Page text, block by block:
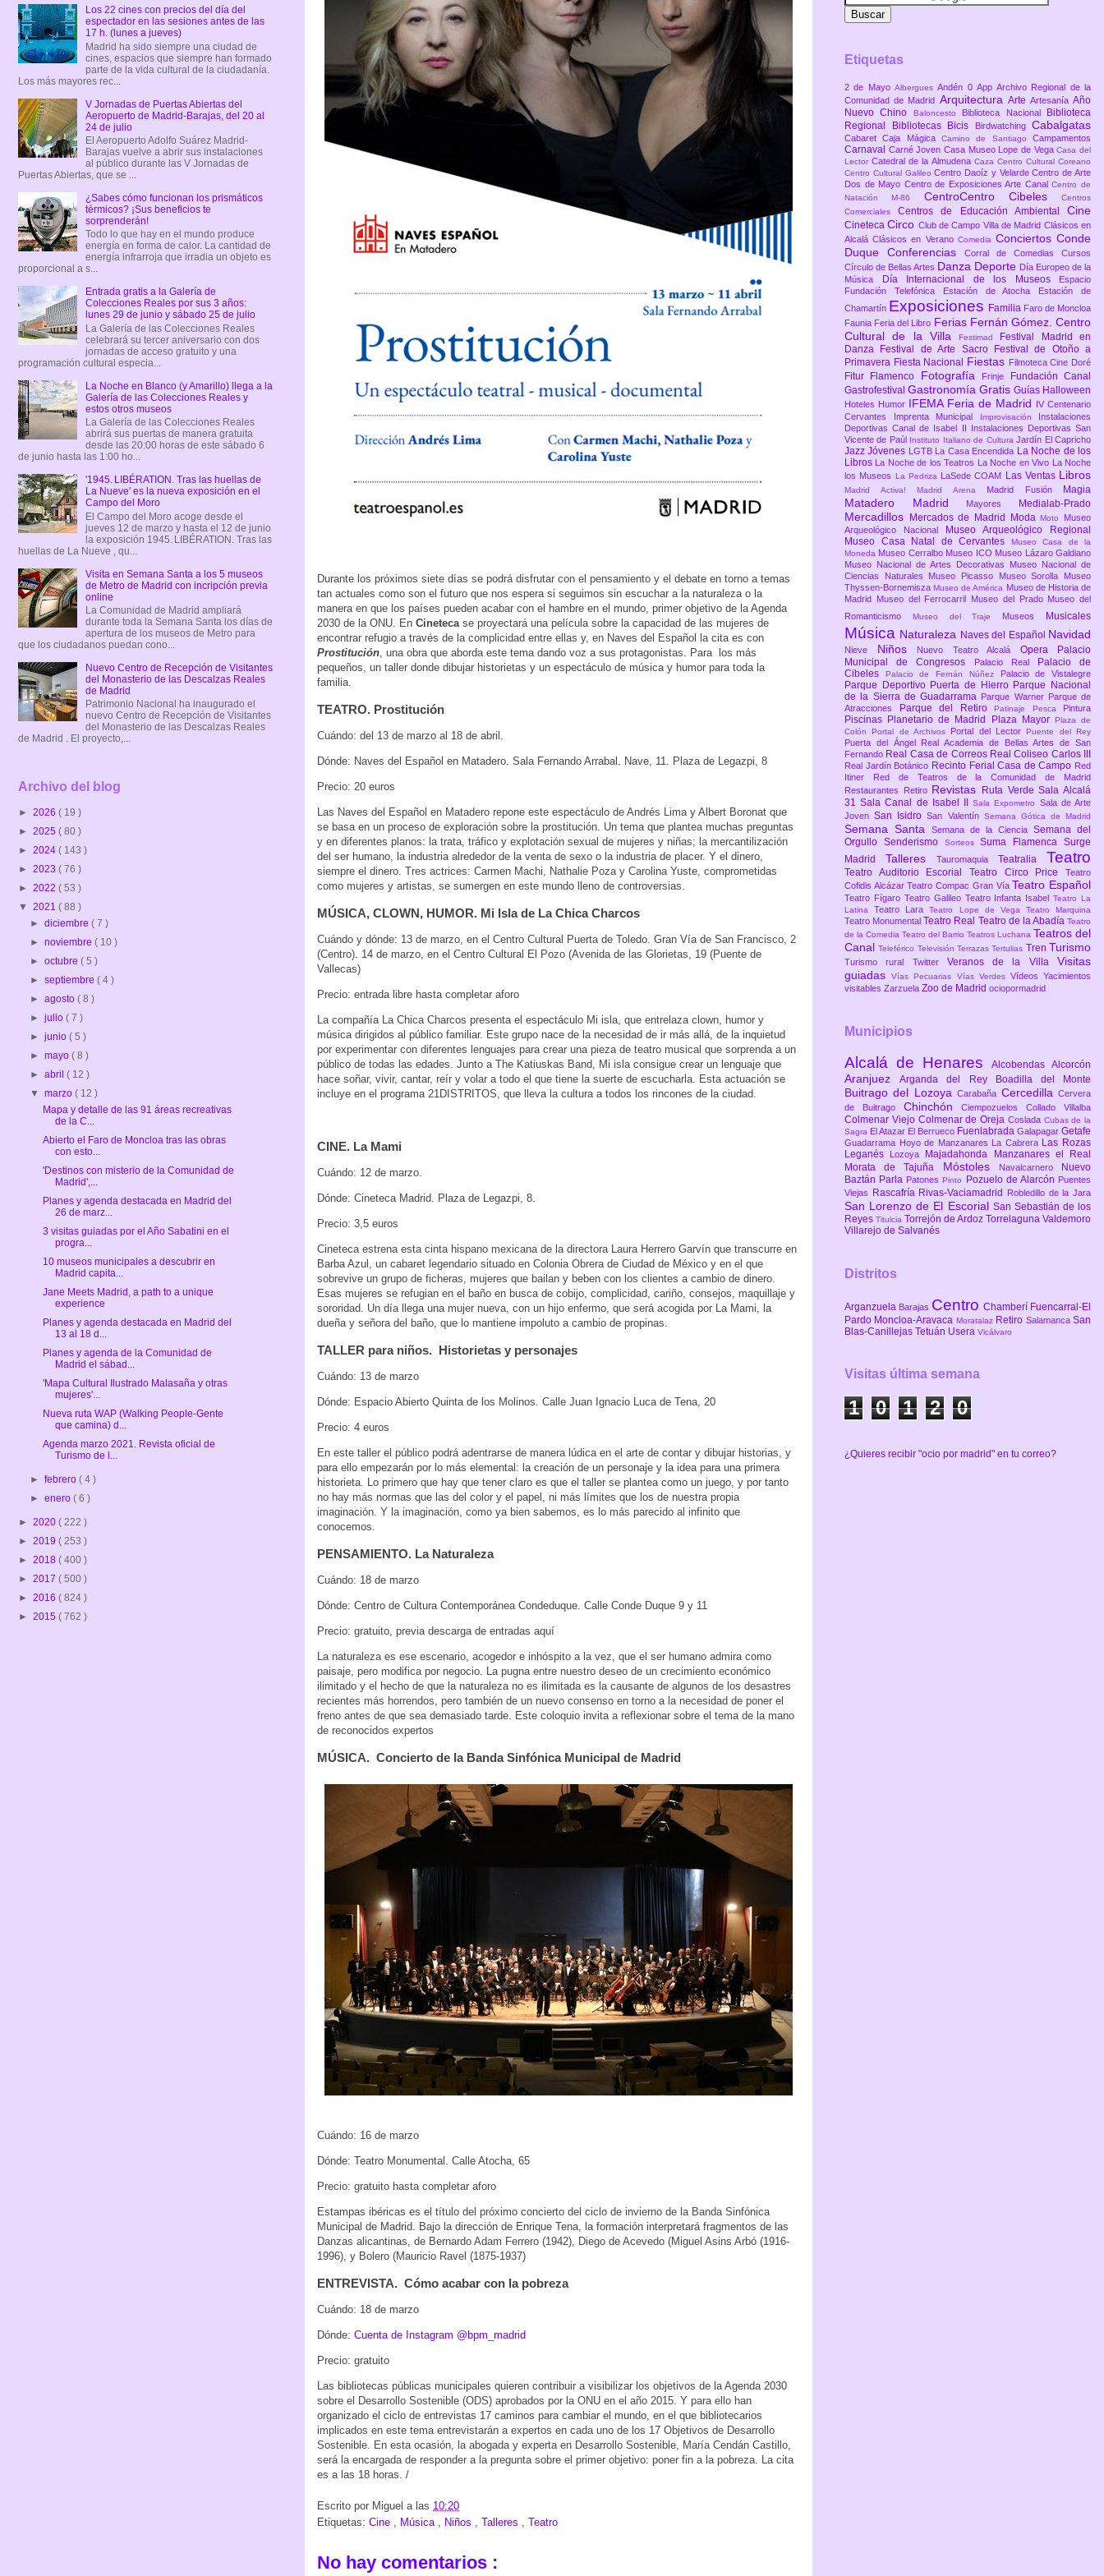
Durante los próximos siete días se podrá disfrutar con el pensamiento y el debate en torno a temas
tan actuales como son el futuro que nos espera si seguimos sin escuchar a la naturaleza o la
manera en que los países pueden acabar con el hambre en el mundo, primer objetivo de la Agenda
2030 de la ONU. En Cineteca se proyectará una película sobre la capacidad de las mujeres de
encontrar refugio a través de la complicidad entre ellas y, en Naves del Español la cita es con
Prostitución , una obra que aborda este tema dando voz a sus protagonistas. Para los más
pequeños, un taller donde dibujar historietas y un espectáculo de música y humor para toda la
familia.
TEATRO. Prostitución
Cuándo: del 13 de marzo al 18 de abril.
Dónde: Naves del Español en Matadero. Sala Fernando Arrabal. Nave, 11. Plaza de Legazpi, 8
Precio: 20 euros
Las Naves del Español en Matadero repone este espectáculo de Andrés Lima y Albert Boronat que
se basa en un proceso de exploración sobre la prostitución. Un tema que plantea muchas preguntas
y en diferentes planos: la trata, tráfico y explotación sexual de mujeres y niñas; la mercantilización
del ser humano, la industria alrededor de la venta de sexo o la industria de placer. Y el dinero,
siempre el dinero. Tres actrices: Carmen Machi, Nathalie Poza y Carolina Yuste, comprometidas
como mujeres y artistas, se sumergen en este mundo lleno de controversias.
MÚSICA, CLOWN, HUMOR. Mi Isla de La Chica Charcos
Cuándo y dónde: 13 de marzo, en el Centro Cultural Puerta de Toledo. Gran Vía de San Francisco, 2
(Centro). 14 de marzo, en el Centro Cultural El Pozo (Avenida de las Glorietas, 19 (Puente de
Vallecas)
Precio: entrada libre hasta completar aforo
La compañía La Chica Charcos presenta el espectáculo Mi isla, que entrelaza clown, humor y
música dirigidos al público familiar. Este grupo nace de la necesidad de ir más allá, de la inquietud
por experimentar con diferentes lenguajes para crear una pieza de teatro musical que sorprenda a un
público de todas las edades. Junto a The Katiuskas Band, Mi isla consigue crear un lenguaje que
hace soñar, vivir, cantar, reír y volar a todo el que tiene la suerte de escucharla. Esta actuación se
incluye en el programa 21DISTRITOS, que lleva la cultura a todos los rincones de la ciudad.
CINE. La Mami
Cuándo: 12 de marzo.
Dónde: Cineteca Madrid. Plaza de Legazpi, 8.
Precio: 3,5 euros
Cineteca estrena esta cinta hispano mexicana de la directora Laura Herrero Garvín que transcurre en
Barba Azul, un cabaret legendario situado en Colonia Obrera de Ciudad de México y en el que
sobrevive un grupo de ficheras, mujeres que bailan y beben con los clientes a cambio de dinero.
Esas mujeres se refugian en el baño en busca de cobijo, complicidad, cariño, consejos, maquillaje y
sororidad. Un día llega una mujer nueva, con un hijo enfermo, que será acogida por La Mami, la
dueña y señora del baño, que lo mantiene impoluto a cambio de propinas.
TALLER para niños. Historietas y personajes
Cuándo: 13 de marzo
Dónde: Espacio Abierto Quinta de los Molinos. Calle Juan Ignacio Luca de Tena, 20
Precio: 4 euros
En este taller el público podrá adentrarse de manera lúdica en el arte de contar y dibujar historias, y
para ello empezarán por lo más elemental: la creación de un personaje y la idea para una primera
historieta. Lo primero que hay que tener claro es que el taller se plantea como un juego, y por tanto
no hay más normas que las del color y el papel, ni más límites que los de nuestra propia
imaginación. Y la imaginación, como ya bien sabemos, es lo más parecido al infinito que
conocemos.
PENSAMIENTO. La Naturaleza
Cuándo: 18 de marzo
Dónde: Centro de Cultura Contemporánea Condeduque. Calle Conde Duque 9 y 11
Precio: gratuito, previa descarga de entradas aquí
La naturaleza es ese escenario, acogedor e inhóspito a la vez, que el ser humano admira como
paisaje, pero modifica por negocio. La pugna entre nuestro deseo de un crecimiento económico
ilimitado y el hecho de que la naturaleza no es ilimitada es la causante de algunos de los desastres
recientes más horrendos, pero también de un nuevo consenso en torno a la necesidad de poner el
freno antes de que sea demasiado tarde. Este coloquio invita a reflexionar sobre el tema de la mano
de reconocidos expertos
MÚSICA. Concierto de la Banda Sinfónica Municipal de Madrid
Cuándo: 16 de marzo
Dónde: Teatro Monumental. Calle Atocha, 65
Precio: gratuito hasta completar aforo
Estampas ibéricas es el título del próximo concierto del ciclo de invierno de la Banda Sinfónica
Municipal de Madrid. Bajo la dirección de Enrique Tena, la formación interpretará fragmentos de las
Danzas alicantinas, de Bernardo Adam Ferrero (1942), Diego de Acevedo (Miguel Asins Arbó (1916-
1996), y Bolero (Mauricio Ravel (1875-1937)
ENTREVISTA. Cómo acabar con la pobreza
Cuándo: 18 de marzo
Dónde: Cuenta de Instagram @bpm_madrid
Precio: gratuito
Las bibliotecas públicas municipales quieren contribuir a visibilizar los objetivos de la Agenda 2030
sobre el Desarrollo Sostenible (ODS) aprobados por la ONU en el año 2015. Y para ello han
organizado el ciclo de entrevistas 17 caminos para cambiar el mundo, en el que bibliotecarios
implicados en este tema entrevistarán a expertos en cada uno de los 17 Objetivos de Desarrollo
Sostenible. En esta ocasión, la abogada y experta en Desarrollo Sostenible, María Cendán Castillo,
será la encargada de responder a la pregunta sobre el primer objetivo: poner fin a la pobreza. La cita
es a las 18 horas. /
Escrito por Miguel a las 10:20
Etiquetas: Cine , Música , Niños , Talleres , Teatro
No hay comentarios :
Los 22 cines con precios del día del
espectador en las sesiones antes de las
17 h. (lunes a jueves)
Madrid ha sido siempre una ciudad de
cines, espacios que siempre han formado
parte de la vida cultural de la ciudadanía.
Los más mayores rec...
V Jornadas de Puertas Abiertas del
Aeropuerto de Madrid-Barajas, del 20 al
24 de julio
El Aeropuerto Adolfo Suárez Madrid-
Barajas vuelve a abrir sus instalaciones
al público durante las V Jornadas de
Puertas Abiertas, que se ...
¿Sabes cómo funcionan los prismáticos
térmicos? ¡Sus beneficios te
sorprenderán!
Todo lo que hay en el mundo produce
energía en forma de calor. La cantidad de
energía infrarroja que irradia un objeto es
proporcional a s...
Entrada gratis a la Galería de
Colecciones Reales por sus 3 años:
lunes 29 de junio y sábado 25 de julio
La Galería de las Colecciones Reales
celebrará su tercer aniversario con dos
jornadas de acceso gratuito y una
programación cultural especia...
La Noche en Blanco (y Amarillo) llega a la
Galería de las Colecciones Reales y
estos otros museos
La Galería de las Colecciones Reales
abrirá sus puertas de manera gratuita
desde las 20:00 horas de este sábado 6
de junio hasta las 1:00 ho...
'1945. LIBÉRATION. Tras las huellas de
La Nueve' es la nueva exposición en el
Campo del Moro
El Campo del Moro acoge desde el
jueves 12 de marzo y hasta el 12 de junio
la exposición 1945. LIBÉRATION. Tras las
huellas de La Nueve , qu...
Visita en Semana Santa a los 5 museos
de Metro de Madrid con incripción previa
online
La Comunidad de Madrid ampliará
durante toda la Semana Santa los días de
apertura de los museos de Metro para
que los ciudadanos puedan cono...
Nuevo Centro de Recepción de Visitantes
del Monasterio de las Descalzas Reales
de Madrid
Patrimonio Nacional ha inaugurado el
nuevo Centro de Recepción de Visitantes
del Monasterio de las Descalzas Reales
de Madrid . El proyecto,...
Archivo del blog
► 2026 ( 19 )
► 2025 ( 80 )
► 2024 ( 143 )
► 2023 ( 76 )
► 2022 ( 53 )
▼ 2021 ( 88 )
►diciembre( 7 )
►noviembre( 10 )
►octubre( 5 )
►septiembre( 4 )
►agosto( 8 )
►julio( 7 )
►junio( 5 )
►mayo( 8 )
►abril( 12 )
▼marzo( 12 )
Mapa y detalle de las 91 áreas recreativas
de la C...
Abierto el Faro de Moncloa tras las obras
con esto...
'Destinos con misterio de la Comunidad de
Madrid',...
Planes y agenda destacada en Madrid del
26 de marz...
3 visitas guiadas por el Año Sabatini en el
progra...
10 museos municipales a descubrir en
Madrid capita...
Jane Meets Madrid, a path to a unique
experience
Planes y agenda destacada en Madrid del
13 al 18 d...
Planes y agenda de la Comunidad de
Madrid el sábad...
'Mapa Cultural Ilustrado Malasaña y otras
mujeres'...
Nueva ruta WAP (Walking People-Gente
que camina) d...
Agenda marzo 2021. Revista oficial de
Turismo de l...
►febrero( 4 )
►enero( 6 )
► 2020 ( 222 )
► 2019 ( 253 )
► 2018 ( 400 )
► 2017 ( 500 )
► 2016 ( 824 )
► 2015 ( 762 )
Etiquetas
2 de Mayo AlberguesAndén 0 AppArchivo Regional de la
Comunidad de Madrid Arquitectura Arte ArtesaníaAño
Nuevo Chino
Baloncesto Biblioteca Nacional
Biblioteca
Regional
Bibliotecas Bicis Birdwatching Cabalgatas
CabaretCaja MágicaCamino de SantiagoCampamentos
Carnaval Carné JovenCasa Museo Lope de VegaCasa del
LectorCatedral de la Almudena Caza Centro Cultural Coreano
Centro Cultural GalileoCentro Daoíz y VelardeCentro de Arte
Dos de Mayo Centro de Exposiciones Arte CanalCentro de
Natación M-86 CentroCentro Cibeles
Centros
ComercialesCentros de Educación AmbientalCine
CinetecaCirco Club de Campo Villa de Madrid Clásicos en
AlcaláClásicos en Verano Comedia ConciertosConde
Duque Conferencias Corral de Comedias Cursos
Círculo de Bellas Artes Danza Deporte Día Europeo de la
Música
Día Internacional de los Museos
Espacio
Fundación Telefónica
Estación de Atocha
Estación de
Chamartín Exposiciones Familia Faro de Moncloa
Faunia Feria del Libro Ferias Fernán Gómez. Centro
Cultural de la VillaFestimad
Festival Madrid en
Danza
Festival de Arte Sacro
Festival de Otoño a
Primavera Fiesta Nacional Fiestas Filmoteca Cine Doré
Fitur Flamenco Fotografía Frinje
Fundación Canal
Gastrofestival Gastronomía Gratis Guías Halloween
Hoteles Humor IFEMA Feria de Madrid
IV Centenario
Cervantes
Imprenta Municipal Improvisación
Instalaciones
Deportivas Canal de Isabel II
Instalaciones Deportivas San
Vicente de Paúl
Instituto Italiano de CulturaJardín El Capricho
JazzJóvenes LGTB La Casa Encendida La Noche de los
Libros
La Noche de los Teatros La Noche en Vivo
La Noche
los Museos
La Pedriza LaSede COAM Las Ventas Libros
Madrid Activa! Madrid Arena Madrid Fusión Magia
Matadero Madrid Mayores Medialab-Prado
Mercadillos Mercados de Madrid ModaMoto Museo
Arqueológico Nacional
Museo Arqueológico Regional
Museo Casa Natal de Cervantes
Museo Casa de la
Moneda Museo Cerralbo Museo ICO Museo Lázaro Galdiano
Museo Nacional de Artes Decorativas Museo Nacional de
Ciencias Naturales Museo Picasso Museo Sorolla Museo
Thyssen-BornemiszaMuseo de América Museo de Historia de
Madrid
Museo del Ferrocarril Museo del Prado Museo del
Romanticismo
Museo del Traje Museos Musicales
Música Naturaleza Naves del Español Navidad
Nieve Niños Nuevo Teatro Alcalá Opera
Palacio
Municipal de Congresos
Palacio Real
Palacio de
Cibeles
Palacio de Fernán Núñez Palacio de Vistalegre
Parque Deportivo Puerta de Hierro Parque Nacional
de la Sierra de Guadarrama Parque Warner Parque de
Atracciones
Parque del Retiro Patinaje Pesca Pintura
Piscinas Planetario de Madrid Plaza Mayor
Plaza de
Colón Portal de Archivos Portal del LectorPuente del Rey
Puerta del Ángel
Real Academia de Bellas Artes de San
Fernando Real Casa de Correos Real Coliseo Carlos III
Real Jardín Botánico Recinto Ferial Casa de Campo Red
Itiner
Red de Teatros de la Comunidad de Madrid
Restaurantes
Retiro Revistas Ruta VerdeSala Alcalá
31Sala Canal de Isabel IISala Expometro Sala de Arte
JovenSan IsidroSan Valentín Semana Gótica de Madrid
Semana Santa Semana de la Ciencia Semana del
Orgullo Senderismo SorteosSuma FlamencaSurge
Madrid Talleres Tauromaquia Teatralia Teatro
Teatro Auditorio Escorial Teatro Circo Price Teatro
Cofidis AlcázarTeatro Compac Gran Vía Teatro Español
Teatro Fígaro Teatro Galileo Teatro Infanta IsabelTeatro La
Latina Teatro LaraTeatro Lope de Vega Teatro Marquina
Teatro Monumental Teatro Real Teatro de la Abadía Teatro
de la Comedia Teatro del Barrio Teatros Luchana Teatros del
CanalTeleférico TelevisiónTerrazasTertulias Tren Turismo
Turismo rural Twitter Veranos de la VillaVisitas
guiadasVías Pecuarias Vías Verdes VídeosYacimientos
visitables Zarzuela Zoo de Madrid ociopormadrid
Municipios
Alcalá de Henares Alcobendas Alcorcón
AranjuezArganda del Rey Boadilla del Monte
Buitrago del LozoyaCarabaña CercedillaCervera
de Buitrago ChinchónCiempozuelosCollado Villalba
Colmenar Viejo Colmenar de Oreja Coslada Cubas de la
Sagra El Atazar El Berrueco Fuenlabrada Galapagar Getafe
Guadarrama Hoyo de Manzanares La Cabrera Las Rozas
Leganés
Lozoya Majadahonda
Manzanares el Real
Morata de Tajuña Móstoles Navalcarnero
Nuevo
Baztán Parla PatonesPinto Pozuelo de Alarcón Puentes
Viejas
Rascafría Rivas-Vaciamadrid Robledillo de la Jara
San Lorenzo de El Escorial San Sebastián de los
Reyes Titulcia Torrejón de Ardoz Torrelaguna Valdemoro
Villarejo de Salvanés
Distritos
Arganzuela Barajas Centro Chamberí Fuencarral-El
Pardo Moncloa-Aravaca Moratalaz Retiro SalamancaSan
Blas-Canillejas Tetuán Usera Vicálvaro
Visitas última semana
1 0 1 2 0
¿Quieres recibir "ocio por madrid" en tu correo?